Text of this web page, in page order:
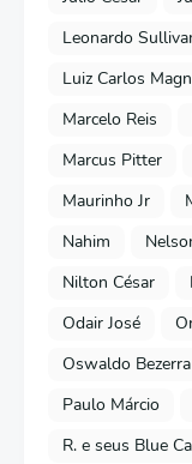
Leonardo
Luiz Carlos
Marcelo Reis
Marcus Pitter
Maurinho Jr
Nahim
Nilton César
Odair José
Oswaldo Bezerra
Paulo Márcio
R. e seus Blue